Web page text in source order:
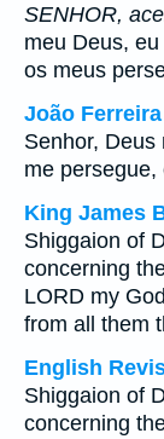
SENHOR,
meu Deus,
os meus
João
Senhor,
me
King James
Shiggaion of
concerning
LORD my
from all them
English
Shiggaion of
concerning